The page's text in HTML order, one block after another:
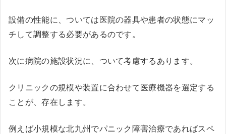
設備の性能に、ついては医院の器具や患者の状態にマッ
チして調整する必要があるのです。
次に病院の施設状況に、ついて考慮するあります。
クリニックの規模や装置に合わせて医療機器を選定する
ことが、存在します。
例えば小規模な北九州でパニック障害治療であればスペ